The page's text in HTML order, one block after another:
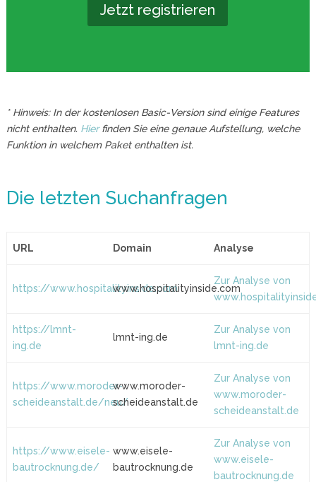
Jetzt registrieren
* Hinweis: In der kostenlosen Basic-Version sind einige Features
nicht enthalten. Hierfinden Sie eine genaue Aufstellung, welche
Funktion in welchem Paket enthalten ist.
Die letzten Suchanfragen
URL Domain Analyse
https://www.hospitalityinside.com
www.hospitalityinside.com
Zur Analyse von
https://lmnt-
ing.de
lmnt-ing.de
Zur Analyse von
lmnt-ing.de
https://www.moroder-
scheideanstalt.de/neu/
www.moroder-
scheideanstalt.de
Zur Analyse von
www.moroder-
scheideanstalt.de
https://www.eisele-
bautrocknung.de/
www.eisele-
bautrocknung.de
Zur Analyse von
www.eisele-
bautrocknung.de